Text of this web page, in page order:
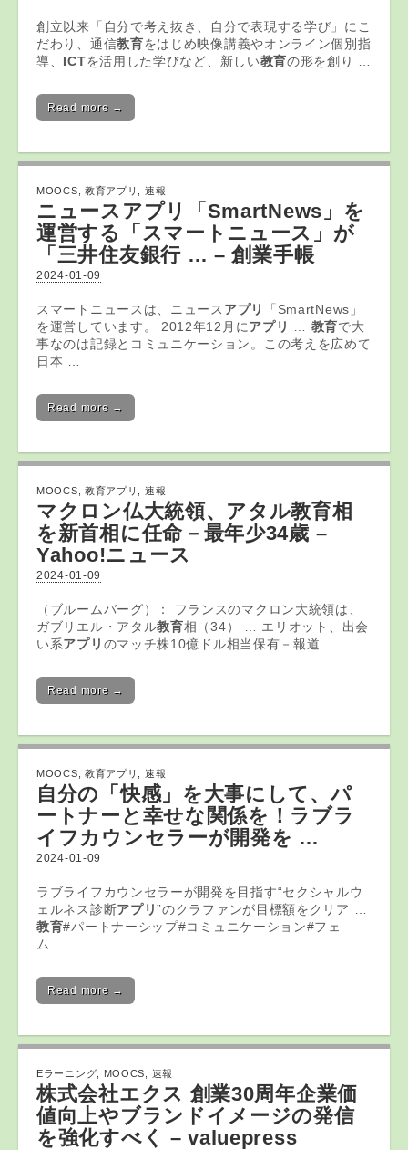
創立以来「自分で考え抜き、自分で表現する学び」にこ
だわり、通信教育をはじめ映像講義やオンライン個別指
導、 ICTを活用した学びなど、新しい教育の形を創り …
Read more →
MOOCS 教育アプリ 速報
ニュース アプリ
「SmartNews」を
運営する「スマートニュース」が
「三井住友銀行 … – 創業手帳
2024-01-09
スマートニュースは、ニュース アプリ
「SmartNews」
を運営しています。 2012年12月にアプリ 教育で大
事なのは記録とコミュニケーション。この考えを広めて
日本 …
Read more →
MOOCS 教育アプリ 速報
マクロン仏大統領、アタル教育相
を新首相に任命－最年少34歳 –
Yahoo!ニュース
2024-01-09
（ブルームバーグ）： フランスのマクロン大統領は、
ガブリエル・アタル教育相（34） … エリオット、出会
い系アプリ のマッチ株10億ドル相当保有－報道.
Read more →
MOOCS 教育アプリ 速報
自分の「快感」を大事にして、パ
ートナーと幸せな関係を！ラブラ
イフカウンセラーが開発を …
2024-01-09
ラブライフカウンセラーが開発を目指す“セクシャルウ
ェルネス診断アプリ”のクラファンが目標額をクリア …
教育#パートナーシップ#コミュニケーション#フェ
ム …
Read more →
Eラーニング MOOCS 速報
株式会社エクス 創業30周年企業価
値向上やブランドイメージの発信
を強化すべく – valuepress